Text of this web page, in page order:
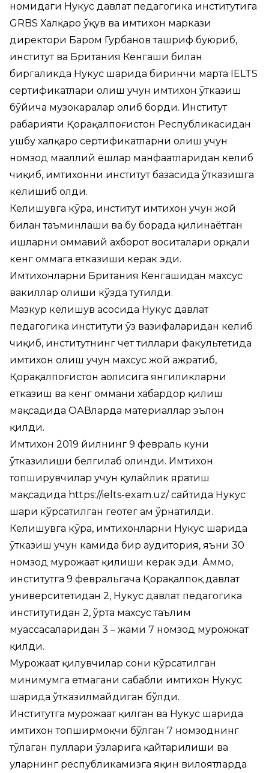
номидаги Нукус давлат педагогика институтига
GRBS Халқаро ўқув ва имтихон маркази
директори Баҳром Гурбанов ташриф буюриб,
институт ва Британия Кенгаши билан
биргаликда Нукус шаҳрида биринчи марта IELTS
сертификатлари олиш учун имтихон ўтказиш
бўйича музокаралар олиб борди. Институт
раҳбарияти Қорақалпоғистон Республикасидан
ушбу халқаро сертификатларни олиш учун
номзод маҳаллий ёшлар манфаатларидан келиб
чиқиб, имтихонни институт базасида ўтказишга
келишиб олди.
Келишувга кўра, институт имтихон учун жой
билан таъминлаши ва бу борада қилинаётган
ишларни оммавий ахборот воситалари орқали
кенг оммага етказиши керак эди.
Имтихонларни Британия Кенгашидан махсус
вакиллар олиши кўзда тутилди.
Мазкур келишув асосида Нукус давлат
педагогика институти ўз вазифаларидан келиб
чиқиб, институтнинг чет тиллари факультетида
имтихон олиш учун махсус жой ажратиб,
Қорақалпоғистон аҳолисига янгиликларни
етказиш ва кенг оммани хабардор қилиш
мақсадида ОАВларда материаллар эълон
қилди.
Имтихон 2019 йилнинг 9 февраль куни
ўтказилиши белгилаб олинди. Имтихон
топширувчилар учун қулайлик яратиш
мақсадида https://ielts-exam.uz/сайтида Нукус
шаҳри кўрсатилган геотег ҳам ўрнатилди.
Келишувга кўра, имтихонларни Нукус шаҳрида
ўтказиш учун камида бир аудитория, яъни 30
номзод мурожаат қилиши керак эди. Аммо,
институтга 9 февральгача Қорақалпоқ давлат
университетидан 2, Нукус давлат педагогика
институтидан 2, ўрта махсус таълим
муассасаларидан 3 – жами 7 номзод мурожжат
қилди.
Мурожаат қилувчилар сони кўрсатилган
минимумга етмагани сабабли имтихон Нукус
шаҳрида ўтказилмайдиган бўлди.
Институтга мурожаат қилган ва Нукус шаҳрида
имтихон топширмоқчи бўлган 7 номзоднинг
тўлаган пуллари ўзларига қайтарилиши ва
уларнинг республикамизга яқин вилоятларда